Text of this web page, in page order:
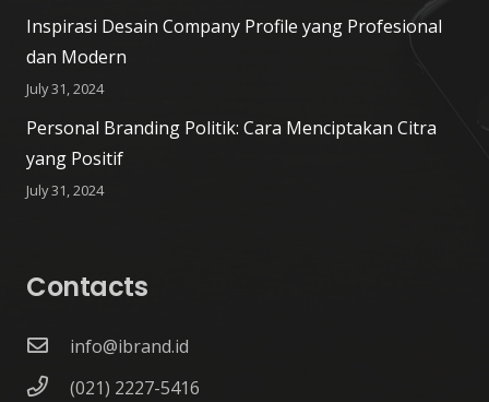
Inspirasi Desain Company Profile yang Profesional
dan Modern
July 31, 2024
Personal Branding Politik: Cara Menciptakan Citra
yang Positif
July 31, 2024
Contacts
info@ibrand.id
(021) 2227-5416